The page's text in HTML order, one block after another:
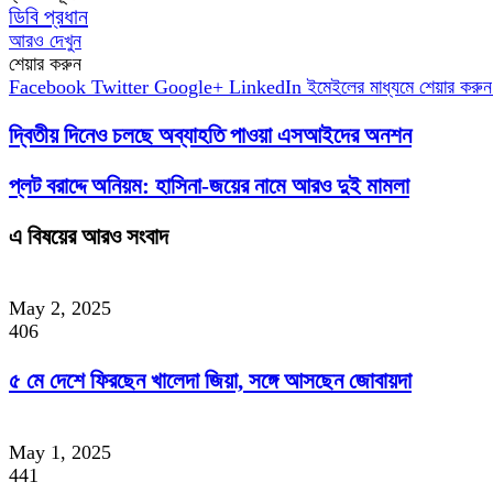
ডিবি প্রধান
আরও দেখুন
শেয়ার করুন
Facebook Twitter Google+ LinkedIn ইমেইলের মাধ্যমে শেয়ার করুন
দ্বিতীয় দিনেও চলছে অব্যাহতি পাওয়া এসআইদের অনশন
প্লট বরাদ্দে অনিয়ম: হাসিনা-জয়ের নামে আরও দুই মামলা
এ বিষয়ের আরও সংবাদ
May 2, 2025
406
৫ মে দেশে ফিরছেন খালেদা জিয়া, সঙ্গে আসছেন জোবায়দা
May 1, 2025
441